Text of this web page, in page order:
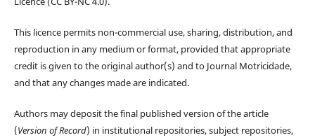
This licence permits non-commercial use, sharing, distribution, and
reproduction in any medium or format, provided that appropriate
credit is given to the original author(s) and to Journal Motricidade,
and that any changes made are indicated.
Authors may deposit the final published version of the article
(Version of Record) in institutional repositories, subject repositories,